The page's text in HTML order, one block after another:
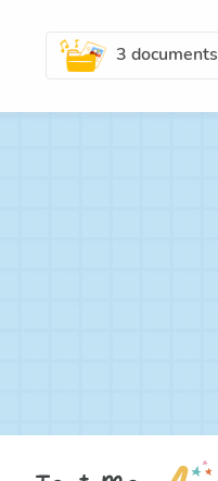
3 documents